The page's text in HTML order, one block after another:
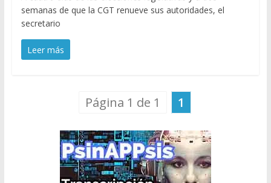
semanas de que la CGT renueve sus autoridades, el
secretario
Leer más
Página 1 de 1 1